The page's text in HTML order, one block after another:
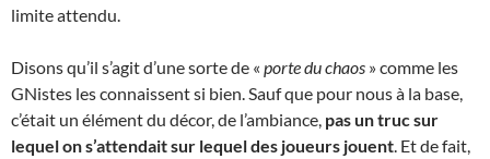
limite attendu.
Disons qu’il s’agit d’une sorte de « porte du chaos » comme les
GNistes les connaissent si bien. Sauf que pour nous à la base,
c’était un élément du décor, de l’ambiance, pas un truc sur
lequel on s’attendait sur lequel des joueurs jouent. Et de fait,